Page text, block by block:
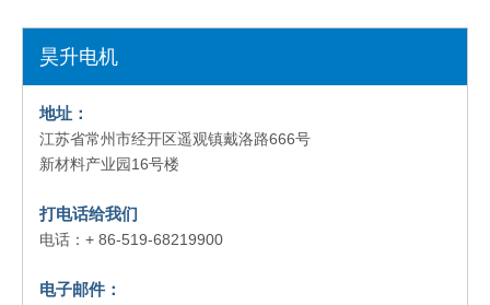
昊升电机
地址：
江苏省常州市经开区遥观镇戴洛路666号
新材料产业园16号楼
打电话给我们
电话：+ 86-519-68219900
电子邮件：